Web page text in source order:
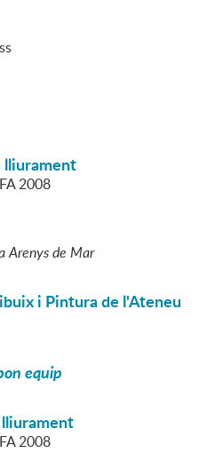
lliurament
2008
Arenys de Mar
i Pintura de l'Ateneu
equip
2008